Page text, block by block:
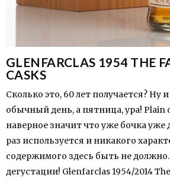
GLENFARCLAS 1954 THE
CASKS
Сколько это, 60 лет получается? Ну
обычный день, а пятница, ура! Plain
наверное значит что уже бочка уже
раз используется и никакого
содержимого здесь быть не
дегустации! Glenfarclas 1954/2014